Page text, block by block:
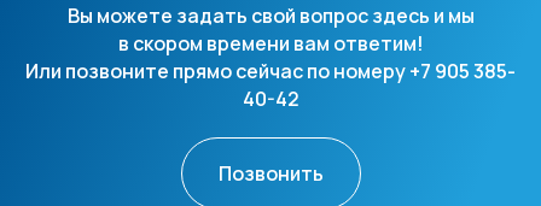
Вы можете задать свой вопрос здесь и мы
в скором времени вам ответим!
Или позвоните прямо сейчас по номеру +7 905 385-
40-42
Позвонить